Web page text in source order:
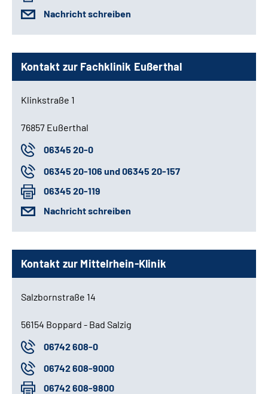
Nachricht schreiben
Kontakt zur Fachklinik Eußerthal
Klinkstraße 1
76857 Eußerthal
06345 20-0
06345 20-106 und 06345 20-157
06345 20-119
Nachricht schreiben
Kontakt zur Mittelrhein-Klinik
Salzbornstraße 14
56154 Boppard - Bad Salzig
06742 608-0
06742 608-9000
06742 608-9800